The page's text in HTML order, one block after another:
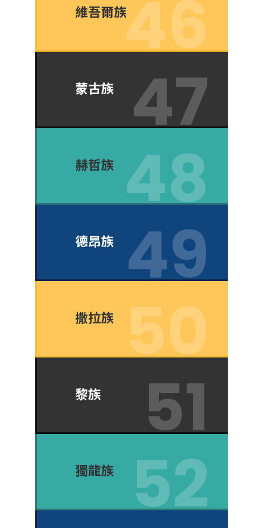
維吾爾族
蒙古族
赫哲族
德昂族
撒拉族
黎族
獨龍族